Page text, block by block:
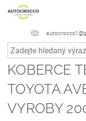
KOBERCE
TOYOTA
VYROBY